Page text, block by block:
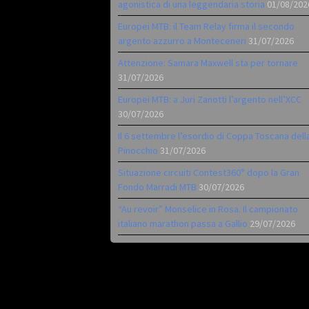
agonistica di una leggendaria storia 01/08/
Europei MTB: il Team Relay firma il secondo
argento azzurro a Monteceneri 31/07/2026
Attenzione: Samara Maxwell sta per tornare
31/07/2026
Europei MTB: a Juri Zanotti l’argento nell’XCC
30/07/2026
Il 6 settembre l’esordio di Coppa Toscana
Pinocchio 31/07/2026
Situazione circuiti Contest360° dopo la Gran
Fondo Marradi MTB 30/07/2026
“Au revoir” Monselice in Rosa. Il campionato
italiano marathon passa a Gallio 29/07/2026